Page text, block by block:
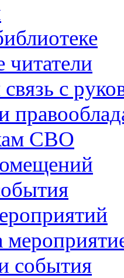
с
СВО
события